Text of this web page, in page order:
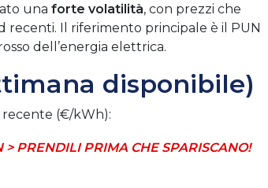
una forte volatilità, con prezzi che
recenti. Il riferimento principale è il PUN
dell’energia elettrica.
disponibile)
recente (€/kWh):
PRENDILI PRIMA CHE SPARISCANO!